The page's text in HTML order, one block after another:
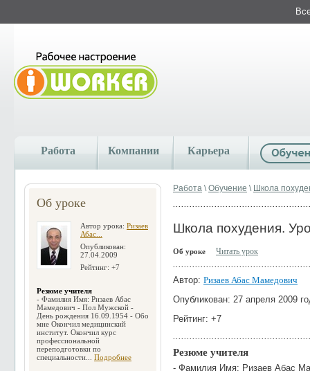
Работа Компании Карьера
Об уроке
Автор урока: Ризаев
Абас...
Опубликован:
27.04.2009
Рейтинг: +7
Резюме учителя
- Фамилия Имя: Ризаев Абас
Мамедович - Пол Мужской -
День рождения 16.09.1954 - Обо
мне Окончил медицинский
институт. Окончил курс
профессиональной
переподготовки по
специальности... Подробнее
Работа \Обучение \ Школа
Школа похудения.
Об уроке Читать урок
Автор: Ризаев Абас Мамедович
Опубликован: 27 апреля 2009
Рейтинг: +7
Резюме учителя
- Фамилия Имя: Ризаев Абас